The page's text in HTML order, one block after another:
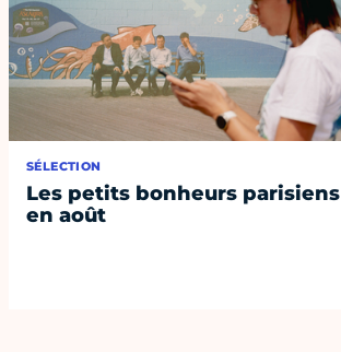
SÉLECTION
Les petits bonheurs parisiens
en août